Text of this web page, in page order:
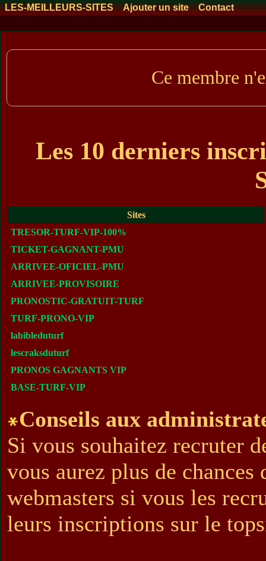
LES-MEILLEURS-SITES Ajouter un site Contact
Ce membre
Les 10 derniers
Sites
TRESOR-TURF-VIP-100%
TICKET-GAGNANT-PMU
ARRIVEE-OFICIEL-PMU
ARRIVEE-PROVISOIRE
PRONOSTIC-GRATUIT-TURF
TURF-PRONO-VIP
labibleduturf
lescraksduturf
PRONOS GAGNANTS VIP
BASE-TURF-VIP
Conseils aux
Si vous souhaitez recruter
vous aurez plus de chances
webmasters si vous les
leurs inscriptions sur le